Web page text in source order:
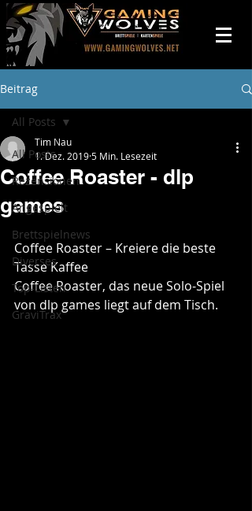
Beitrag
All Posts
Rezensionen
Angespielt
Brettspielnews
Diverses
Top-Listen
GraviTrax
All Posts
Coffee Roaster - dlp
games
Tim Nau
1. Dez. 20195 Min. Lesezeit
Coffee Roaster – Kreiere die beste
Tasse Kaffee
Coffee Roaster, das neue Solo-Spiel
von dlp games liegt auf dem Tisch.